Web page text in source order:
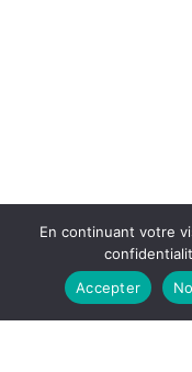
En continuant votre
Accepter